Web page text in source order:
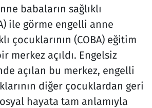
babaların sağlıklı
ile görme engelli anne
çocuklarının (COBA) eğitim
merkez açıldı. Engelsiz
açılan bu merkez, engelli
diğer çocuklardan geri
hayata tam anlamıyla